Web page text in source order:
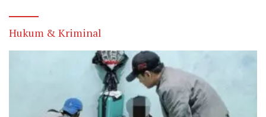
Hukum & Kriminal